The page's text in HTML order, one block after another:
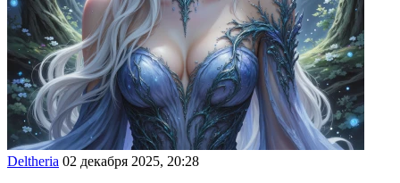
Deltheria 02 декабря 2025, 20:28